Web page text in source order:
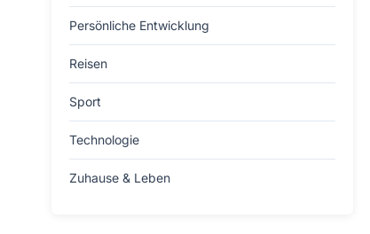
Persönliche Entwicklung
Reisen
Sport
Technologie
Zuhause & Leben